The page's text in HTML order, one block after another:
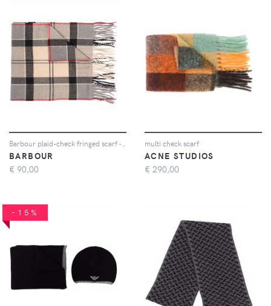
BARBOUR
€ 90,00
multi check scarf
ACNE STUDIOS
€ 290,00
-15%